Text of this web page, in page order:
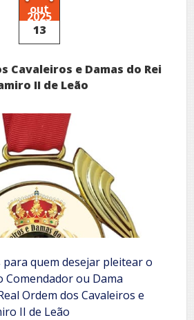
out
2025
13
Cavaleiros e Damas do Rei
II de Leão
quem desejar pleitear o
Comendador ou Dama
Ordem dos Cavaleiros e
II de Leão